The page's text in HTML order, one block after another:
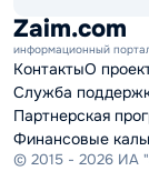
сайту
Zaim.com
информационный
КонтактыО
Служба
Партнерская
Финансовые
© 2015 - 2026 ИА